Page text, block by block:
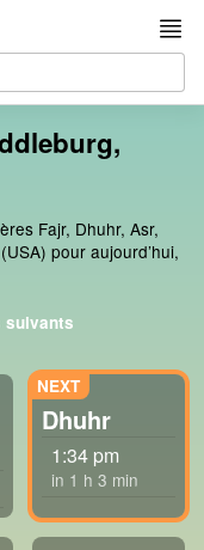
Fajr, Dhuhr, Asr,
pour aujourd’hui,
suivants
Dhuhr
1:34 pm
in 1 h 3 min